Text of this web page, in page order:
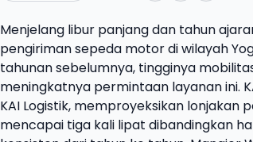
Menjelang libur panjang dan tahun
pengiriman sepeda motor di wilayah
tahunan sebelumnya, tingginya
meningkatnya permintaan layanan ini.
KAI Logistik, memproyeksikan
mencapai tiga kali lipat dibandingkan